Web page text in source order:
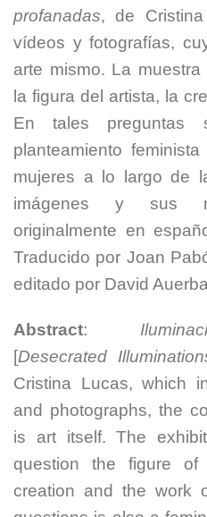
profanadas, de
vídeos y fotografías,
arte mismo. La
la figura del artista, la
En tales preguntas
planteamiento
mujeres a lo largo de
imágenes y sus
originalmente en
Traducido por Joan
editado por David
Abstract:
[Desecrated
Cristina Lucas, which
and photographs, the
is art itself. The
question the figure
creation and the work